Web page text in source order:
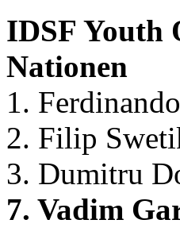
IDSF Youth
Nationen
1.
2. Filip
3. Dumitru
7. Vadim